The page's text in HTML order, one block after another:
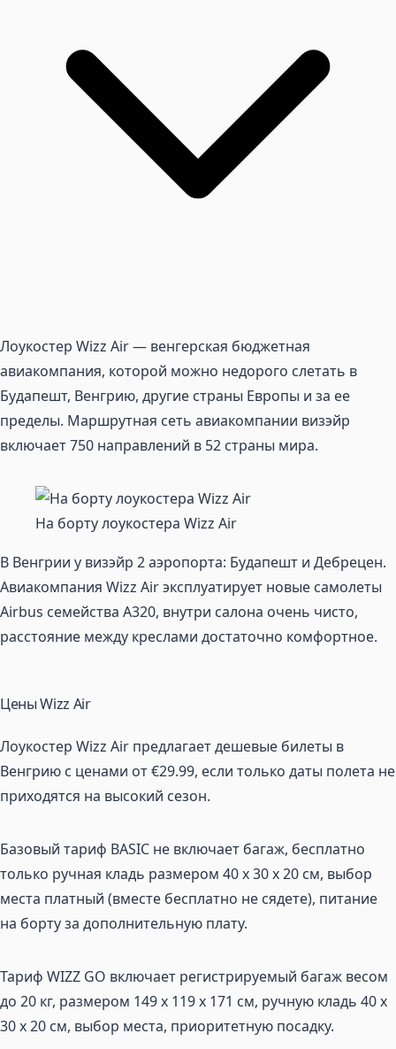
Лоукостер Wizz Air — венгерская бюджетная
авиакомпания, которой можно недорого слетать в
Будапешт, Венгрию, другие страны Европы и за ее
пределы. Маршрутная сеть авиакомпании визэйр
включает 750 направлений в 52 страны мира.
На борту лоукостера Wizz Air
В Венгрии у визэйр 2 аэропорта: Будапешт и Дебрецен.
Авиакомпания Wizz Air эксплуатирует новые самолеты
Airbus семейства A320, внутри салона очень чисто,
расстояние между креслами достаточно комфортное.
Цены Wizz Air
Лоукостер Wizz Air предлагает дешевые билеты в
Венгрию с ценами от €29.99, если только даты полета не
приходятся на высокий сезон.
Базовый тариф BASIC не включает багаж, бесплатно
только ручная кладь размером 40 х 30 х 20 см, выбор
места платный (вместе бесплатно не сядете), питание
на борту за дополнительную плату.
Тариф WIZZ GO включает регистрируемый багаж весом
до 20 кг, размером 149 x 119 x 171 см, ручную кладь 40 x
30 x 20 см, выбор места, приоритетную посадку.